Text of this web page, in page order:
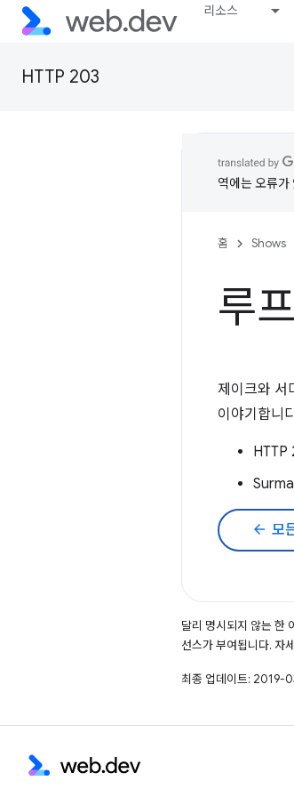
리소스
HTTP 203
역에는 오류가
홈 Shows
루
제이크와 서
이야기합니
HTTP
arrow_back 모
달리 명시되지 않는 한
선스가 부여됩니다. 자
최종 업데이트: 2019-